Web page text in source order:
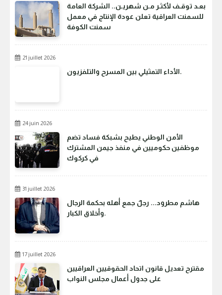
بعـد توقـف لأكثـر مـن شهريـن.. الشركة العامة
للسمنت العراقية تعلن عودة الإنتاج في معمل
سمنت الكوفة
21 juillet 2026
الأداء التمثيلي بين المسرح والتلفزيون.
24 juin 2026
الأمن الوطني يطيح بشبكة فساد تضم
موظفين حكوميين في منفذ جيمن المشترك
في كركوك
31 juillet 2026
هاشم مطرود... رجلٌ جمع أهله بحكمة الرجال
وأخلاق الكبار.
17 juillet 2026
مقترح تعديل قانون اتحاد الحقوقيين العراقيين
على جدول أعمال مجلس النواب